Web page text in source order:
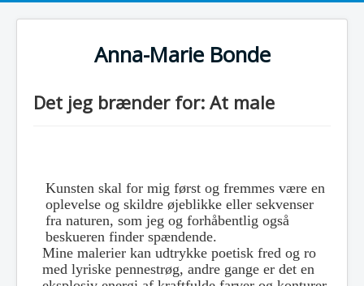
Anna-Marie Bonde
Det jeg brænder for: At male
Kunsten skal for mig først og fremmes være en
oplevelse og skildre øjeblikke eller sekvenser
fra naturen, som jeg og forhåbentlig også
beskueren finder spændende.
Mine malerier kan udtrykke poetisk fred og ro
med lyriske pennestrøg, andre gange er det en